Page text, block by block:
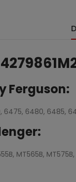
Ferguson:
6480, 6485,
MT565B,